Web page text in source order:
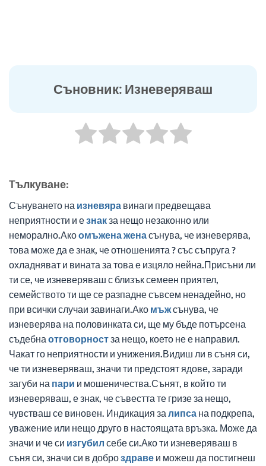
Съновник: Изневеряваш
Tълкуване:
Сънуването на изневяра винаги предвещава
неприятности и езнакза нещо незаконно или
неморално.Акоомъженаженасънува, че изневерява,
това може да е знак, че отношенията ? със съпруга ?
охладняват и вината за това е изцяло нейна.Присъни ли
ти се, че изневеряваш с близък семеен приятел,
семейството ти ще се разпадне съвсем ненадейно, но
при всички случаи завинаги.Ако мъжсънува, че
изневерява на половинката си, ще му бъде потърсена
съдебна отговорностза нещо, което не е направил.
Чакат го неприятности и унижения.Видиш ли в съня си,
че ти изневеряваш, значи ти предстоят ядове, заради
загуби на пари и мошеничества.Сънят, в който ти
изневеряваш, е знак, че съвестта те гризе за нещо,
чувстваш се виновен. Индикация за липса на подкрепа,
уважение или нещо друго в настоящата връзка. Може да
значи и че си изгубил себе си.Ако ти изневеряваш в
съня си, значи си в доброздраве и можеш да постигнеш